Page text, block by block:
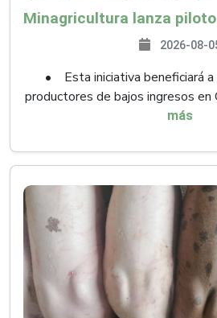
2026-08-
• Esta iniciativa beneficiará
productores de bajos ingresos en
más